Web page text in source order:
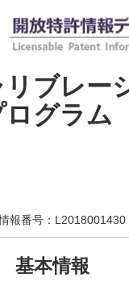
リブレー
ログラム
報番号： L2018001430
基本情報